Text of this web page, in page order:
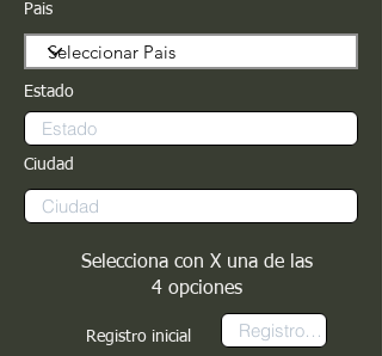
Pais
Estado
Ciudad
Registro inicial
Selecciona con X una de las
4 opciones